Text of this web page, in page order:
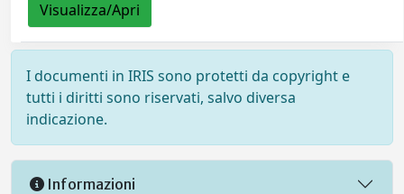
Visualizza/Apri
I documenti in IRIS sono protetti da copyright e
tutti i diritti sono riservati, salvo diversa
indicazione.
Informazioni